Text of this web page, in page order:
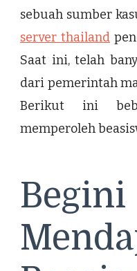
sebuah sumber
server thailand
Saat ini, telah
dari pemerintah
Berikut ini
memperoleh